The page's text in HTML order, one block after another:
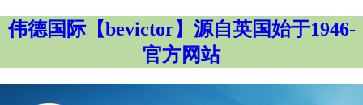
伟德国际【bevictor】源自英国始于1946-
官方网站